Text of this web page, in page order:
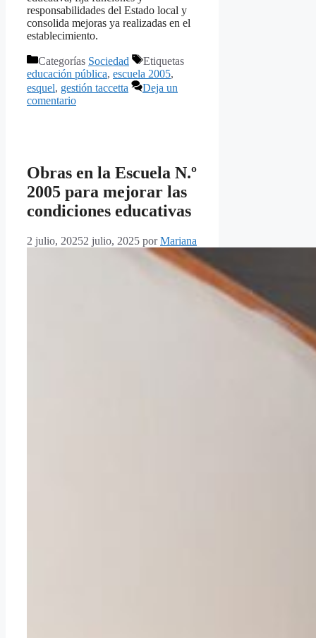
responsabilidades del Estado local y
consolida mejoras ya realizadas en el
establecimiento.
Categorías Sociedad
Etiquetas
educación pública, escuela 2005,
esquel, gestión taccetta
Deja un
comentario
Obras en la Escuela N.º
2005 para mejorar las
condiciones educativas
2 julio, 20252 julio, 2025 porMariana